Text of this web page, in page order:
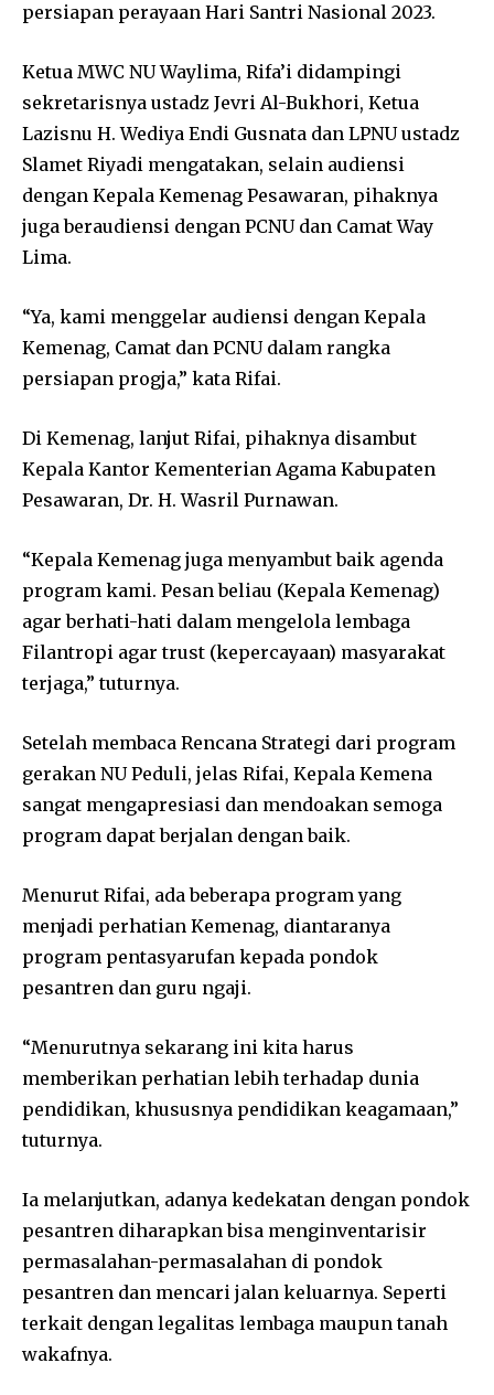
persiapan perayaan Hari Santri Nasional 2023.
Ketua MWC NU Waylima, Rifa’i didampingi
sekretarisnya ustadz Jevri Al-Bukhori, Ketua
Lazisnu H. Wediya Endi Gusnata dan LPNU ustadz
Slamet Riyadi mengatakan, selain audiensi
dengan Kepala Kemenag Pesawaran, pihaknya
juga beraudiensi dengan PCNU dan Camat Way
Lima.
“Ya, kami menggelar audiensi dengan Kepala
Kemenag, Camat dan PCNU dalam rangka
persiapan progja,” kata Rifai.
Di Kemenag, lanjut Rifai, pihaknya disambut
Kepala Kantor Kementerian Agama Kabupaten
Pesawaran, Dr. H. Wasril Purnawan.
“Kepala Kemenag juga menyambut baik agenda
program kami. Pesan beliau (Kepala Kemenag)
agar berhati-hati dalam mengelola lembaga
Filantropi agar trust (kepercayaan) masyarakat
terjaga,” tuturnya.
Setelah membaca Rencana Strategi dari program
gerakan NU Peduli, jelas Rifai, Kepala Kemena
sangat mengapresiasi dan mendoakan semoga
program dapat berjalan dengan baik.
Menurut Rifai, ada beberapa program yang
menjadi perhatian Kemenag, diantaranya
program pentasyarufan kepada pondok
pesantren dan guru ngaji.
“Menurutnya sekarang ini kita harus
memberikan perhatian lebih terhadap dunia
pendidikan, khususnya pendidikan keagamaan,”
tuturnya.
Ia melanjutkan, adanya kedekatan dengan pondok
pesantren diharapkan bisa menginventarisir
permasalahan-permasalahan di pondok
pesantren dan mencari jalan keluarnya. Seperti
terkait dengan legalitas lembaga maupun tanah
wakafnya.